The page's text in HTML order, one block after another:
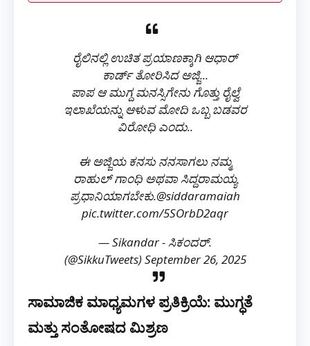
ರೈಲಿನಲ್ಲಿ ಉಚಿತ ಪ್ರಯಾಣಕ್ಕಾಗಿ ಆಧಾರ್
ಕಾರ್ಡ್ ತೋರಿಸಿದ ಅಜ್ಜಿ...
ಪಾಪ ಆ ಮುಗ್ದ ಮನಸ್ಸಿಗೇನು ಗೊತ್ತು ರೈಲ್ವೆ
ಇಲಾಖೆಯನ್ನು ಆಳುವ ಮೋದಿ ಒಬ್ಬ ಬಡವರ
ವಿರೋಧಿ ಎಂದು..
ಈ ಅಜ್ಜಿಯ ಕನಸು ನನಸಾಗಲು ನಮ್ಮ
ರಾಹುಲ್ ಗಾಂಧಿ ಅಥವಾ ಸಿದ್ದರಾಮಯ್ಯ
ಪ್ರಧಾನಿಯಾಗಬೇಕು.@siddaramaiah
pic.twitter.com/5SOrbD2aqr
— Sikandar - ಸಿಕಂದರ್.
(@SikkuTweets)September 26, 2025
ಸಾಮಾಜಿಕ ಮಾಧ್ಯಮಗಳ ಪ್ರತಿಕ್ರಿಯೆ: ಮುಗ್ಧತೆ
ಮತ್ತು ಸಂತೋಷದ ಮಿಶ್ರಣ